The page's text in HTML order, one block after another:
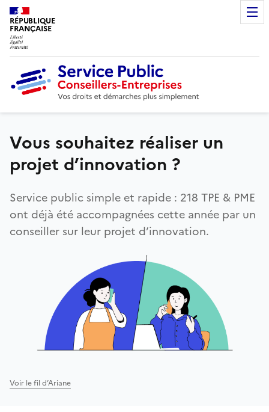
RÉPUBLIQUE
FRANÇAISE
Vous souhaitez réaliser un
projet d’innovation ?
Service public simple et rapide : 218 TPE & PME
ont déjà été accompagnées cette année par un
conseiller sur leur projet d’innovation.
Voir le fil d’Ariane